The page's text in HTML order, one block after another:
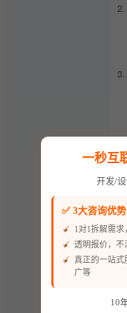
一
专
1.
一秒互
开发/
✅ 3大咨询优势
1对1拆解需
透明报价，不
真正的一站式
广等
10